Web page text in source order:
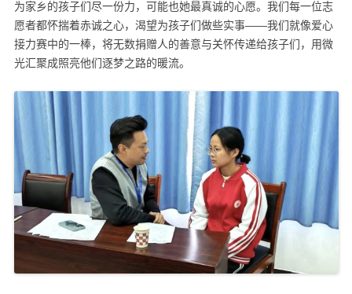
为家乡的孩子们尽一份力，可能也她最真诚的心愿。我们每一位志
愿者都怀揣着赤诚之心，渴望为孩子们做些实事——我们就像爱心
接力赛中的一棒，将无数捐赠人的善意与关怀传递给孩子们，用微
光汇聚成照亮他们逐梦之路的暖流。